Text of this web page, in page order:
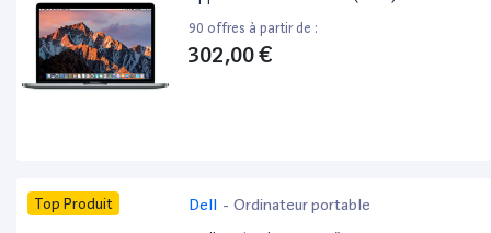
90 offres à partir de :
302,00 €
Top Produit Dell - Ordinateur portable